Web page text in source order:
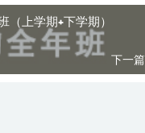
上学期+下学期）
下一篇